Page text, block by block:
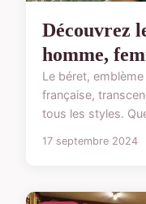
Découvrez
homme,
Le béret,
française,
tous les styles.
17 septembre 2024